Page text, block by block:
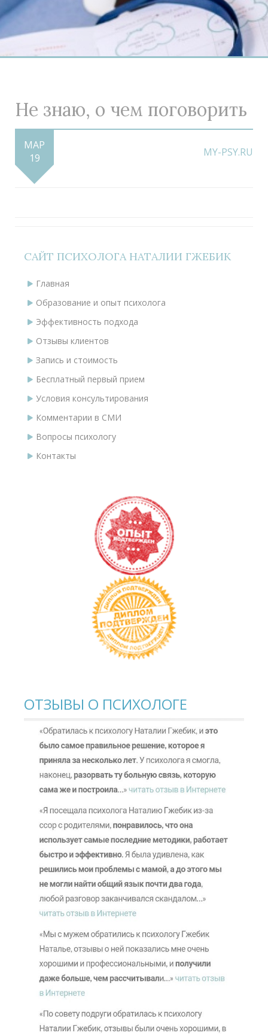
Не знаю, о чем поговорить
МАР
19
MY-PSY.RU
САЙТ ПСИХОЛОГА НАТАЛИИ ГЖЕБИК
Главная
Образование и опыт психолога
Эффективность подхода
Отзывы клиентов
Запись и стоимость
Бесплатный первый прием
Условия консультирования
Комментарии в СМИ
Вопросы психологу
Контакты
ОТЗЫВЫ О ПСИХОЛОГЕ